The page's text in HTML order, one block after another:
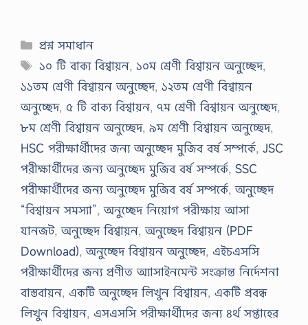
Categories
প্রশ্ন সমাধান
Tags
১০ টি বাক্য বিশ্বায়ন,১০ম শ্রেণী বিশ্বায়ন অনুচ্ছেদ,
১১তম শ্রেণী বিশ্বায়ন অনুচ্ছেদ, ১২তম শ্রেণী বিশ্বায়ন
অনুচ্ছেদ, ৫ টি বাক্য বিশ্বায়ন, ৭ম শ্রেণী বিশ্বায়ন অনুচ্ছেদ,
৮ম শ্রেণী বিশ্বায়ন অনুচ্ছেদ, ৯ম শ্রেণী বিশ্বায়ন অনুচ্ছেদ,
HSC পরীক্ষার্থীদের জন্য অনুচ্ছেদ মুজিব বর্ষ সম্পর্কে, JSC
পরীক্ষার্থীদের জন্য অনুচ্ছেদ মুজিব বর্ষ সম্পর্কে, SSC
পরীক্ষার্থীদের জন্য অনুচ্ছেদ মুজিব বর্ষ সম্পর্কে,অনুচ্ছেদ
“বিশ্বায়ন সমস্যা”,অনুচ্ছেদ নিয়োগ পরীক্ষায় আসা
যানজট,অনুচ্ছেদ বিশ্বায়ন,অনুচ্ছেদ বিশ্বায়ন (PDF
Download),অনুচ্ছেদ বিশ্বায়ন অনুচ্ছেদ, এইচএসসি
পরীক্ষার্থীদের জন্য প্রণীত অ্যাসাইনমেন্ট সংক্রান্ত নির্দেশনা
বাস্তবায়ন, একটি অনুচ্ছেদ লিখুন বিশ্বায়ন, একটি প্রবন্ধ
লিখুন বিশ্বায়ন, এসএসসি পরীক্ষার্থীদের জন্য ৪র্থ সপ্তাহের